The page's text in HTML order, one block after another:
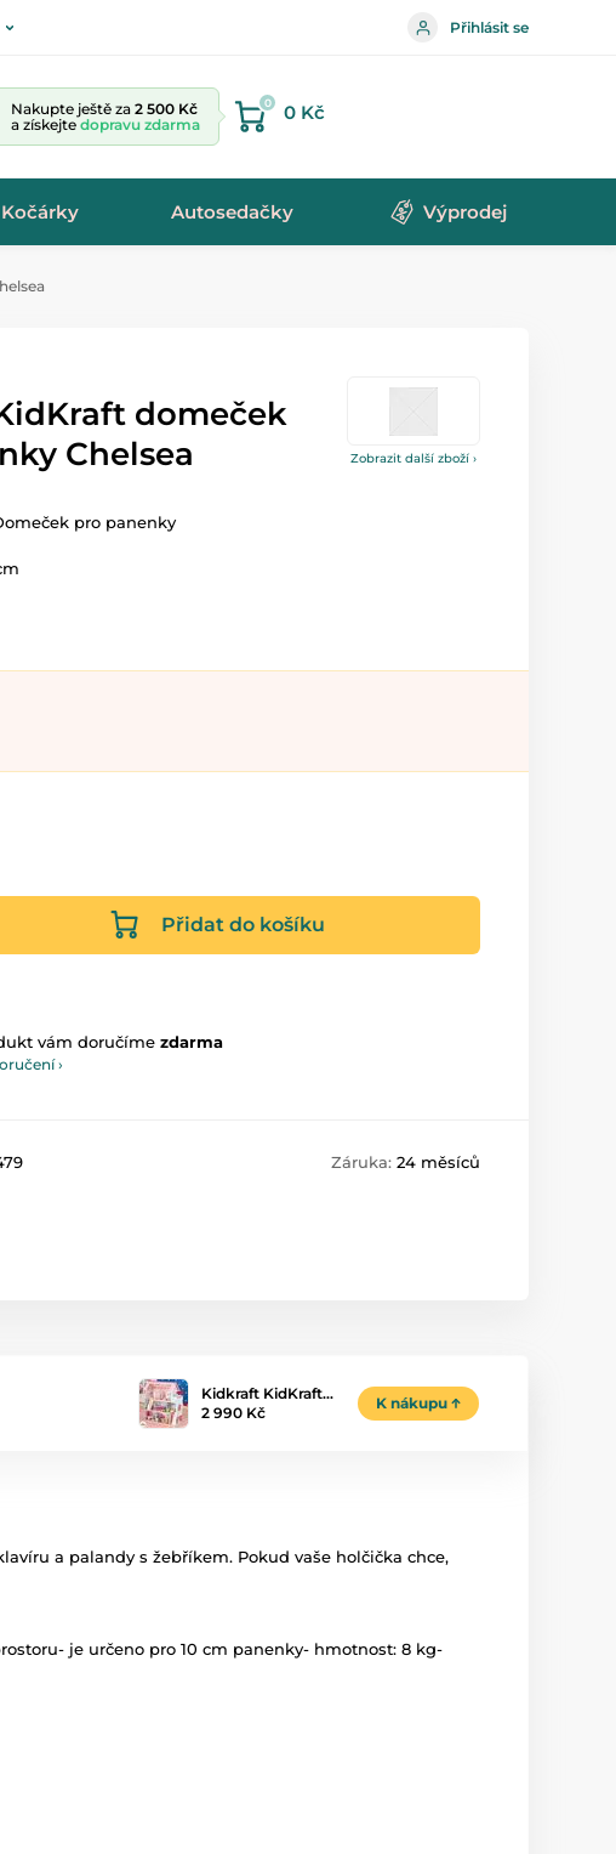
Přihlásit se
Nakupte ještě za 2 500 Kč
a získejte dopravu zdarma
0 0 Kč
Kočárky Autosedačky Výprodej
Zobrazit další zboží ›
domeček
Chelsea
pro panenky
Přidat do košíku
vám doručíme zdarma
›
Záruka: 24 měsíců
Kidkraft KidKraft…
2 990 Kč
K nákupu
a palandy s žebříkem. Pokud vaše holčička chce,
je určeno pro 10 cm panenky- hmotnost: 8 kg-